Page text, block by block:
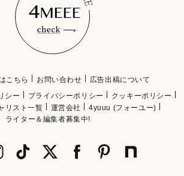
こちら お問い合わせ
広告出稿について
シー プライバシーポリシー
クッキーポリシー
リスト一覧
運営会社
4yuuu (フォーユー)
ライター＆編集者募集中!